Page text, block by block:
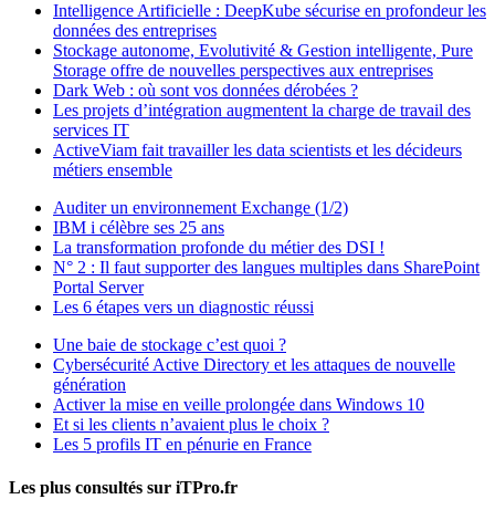
Intelligence Artificielle : DeepKube sécurise en profondeur les
données des entreprises
Stockage autonome, Evolutivité & Gestion intelligente, Pure
Storage offre de nouvelles perspectives aux entreprises
Dark Web : où sont vos données dérobées ?
Les projets d’intégration augmentent la charge de travail des
services IT
ActiveViam fait travailler les data scientists et les décideurs
métiers ensemble
Auditer un environnement Exchange (1/2)
IBM i célèbre ses 25 ans
La transformation profonde du métier des DSI !
N° 2 : Il faut supporter des langues multiples dans SharePoint
Portal Server
Les 6 étapes vers un diagnostic réussi
Une baie de stockage c’est quoi ?
Cybersécurité Active Directory et les attaques de nouvelle
génération
Activer la mise en veille prolongée dans Windows 10
Et si les clients n’avaient plus le choix ?
Les 5 profils IT en pénurie en France
Les plus consultés sur iTPro.fr